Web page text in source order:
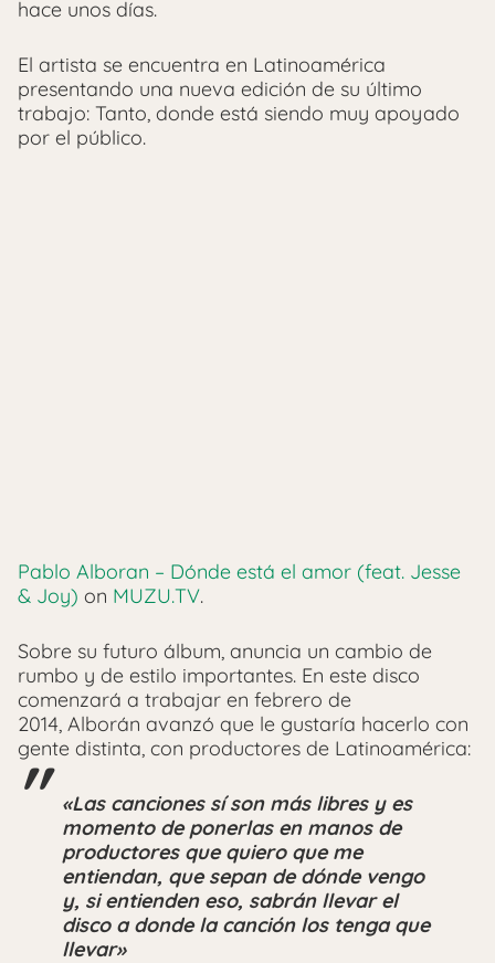
hace unos días.
El artista se encuentra en Latinoamérica
presentando una nueva edición de su último
trabajo: Tanto, donde está siendo muy apoyado
por el público.
Pablo Alboran – Dónde está el amor (feat. Jesse
& Joy) on MUZU.TV.
Sobre su futuro álbum, anuncia un cambio de
rumbo y de estilo importantes. En este disco
comenzará a trabajar en febrero de
2014, Alborán avanzó que le gustaría hacerlo con
gente distinta, con productores de Latinoamérica:
«Las canciones sí son más libres y es
momento de ponerlas en manos de
productores que quiero que me
entiendan, que sepan de dónde vengo
y, si entienden eso, sabrán llevar el
disco a donde la canción los tenga que
llevar»